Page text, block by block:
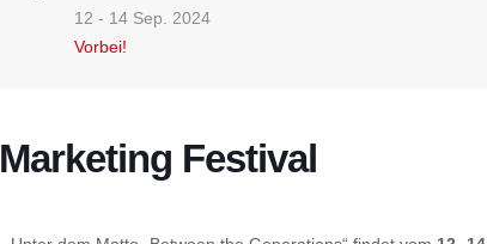
12 - 14 Sep. 2024
Vorbei!
Marketing Festival